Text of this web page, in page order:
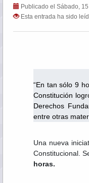
Publicado el Sábado,
Esta entrada ha sido
“En tan sólo 9
Constitución
Derechos
entre otras
Una nueva
Constitucional.
horas.